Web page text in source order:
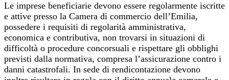
Le imprese beneficiarie devono essere regolarmente iscritte
e attive presso la Camera di commercio dell’Emilia,
possedere i requisiti di regolarità amministrativa,
economica e contributiva, non trovarsi in situazioni di
difficoltà o procedure concorsuali e rispettare gli obblighi
previsti dalla normativa, compresa l’assicurazione contro i
danni catastrofali. In sede di rendicontazione devono